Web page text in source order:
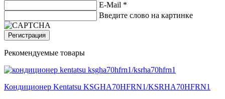
E-Mail *
Введите слово на картинке
Регистрация
Рекомендуемые товары
Кондиционер Kentatsu KSGHA70HFRN1/KSRHA70HFRN1